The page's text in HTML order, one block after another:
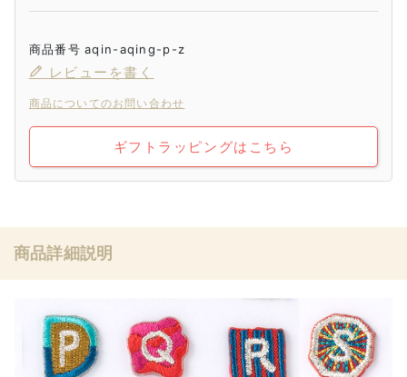
商品番号 aqin-aqing-p-z
レビューを書く
商品についてのお問い合わせ
ギフトラッピングはこちら
商品詳細説明